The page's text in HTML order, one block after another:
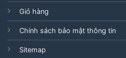
Giỏ hàng
Chính sách bảo mật thông tin
Sitemap